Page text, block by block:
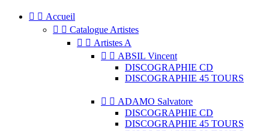
  Accueil
  Catalogue Artistes
  Artistes A
  ABSIL Vincent
DISCOGRAPHIE CD
DISCOGRAPHIE 45 TOURS
  ADAMO Salvatore
DISCOGRAPHIE CD
DISCOGRAPHIE 45 TOURS